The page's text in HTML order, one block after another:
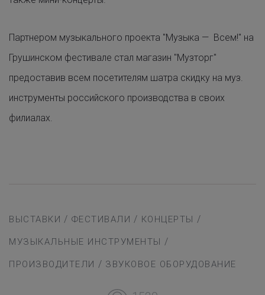
Партнером музыкального проекта "Музыка — Всем!" на
Грушинском фестивале стал магазин "Музторг"
предоставив всем посетителям шатра скидку на муз.
инструменты российского производства в своих
филиалах.
ВЫСТАВКИ / ФЕСТИВАЛИ / КОНЦЕРТЫ /
МУЗЫКАЛЬНЫЕ ИНСТРУМЕНТЫ /
ПРОИЗВОДИТЕЛИ / ЗВУКОВОЕ ОБОРУДОВАНИЕ